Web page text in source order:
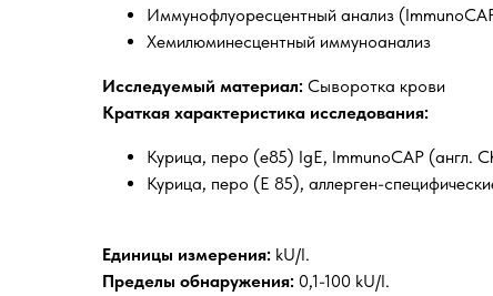
Иммунофлуоресцентный анализ
Хемилюминесцентный иммуноанализ
Исследуемый материал: Сыворотка крови
Краткая характеристика исследования:
Курица, перо (e85) IgE, ImmunoCAP (англ.
Курица, перо (Е 85), аллерген-
Единицы измерения: kU/l.
Пределы обнаружения: 0,1-100 kU/l.